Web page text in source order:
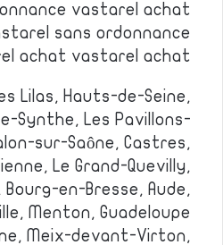
vastarel achat
sans ordonnance
achat vastarel achat
Lilas, Hauts-de-Seine,
Synthe, Les Pavillons-
sur-Saône, Castres,
Le Grand-Quevilly,
Bourg-en-Bresse, Aude,
Menton, Guadeloupe.
Meix-devant-Virton,